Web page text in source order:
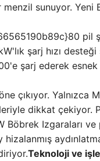
sunuyor. Yeni
pil
şarj hızı
şarj ederek esnek
çıkıyor. Yalnızca
dikkat çekiyor.
Böbrek Izgaraları
Teknoloji ve